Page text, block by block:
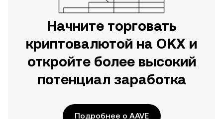
Начните торговать
криптовалютой на OKX и
откройте более высокий
потенциал заработка
Подробнее о AAVE